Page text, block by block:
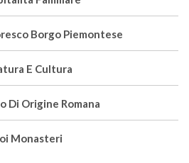
Borgo Piemontese
E Cultura
Di Origine Romana
Monasteri